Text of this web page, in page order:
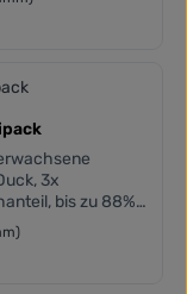
veränderte
3x
bis zu 88%